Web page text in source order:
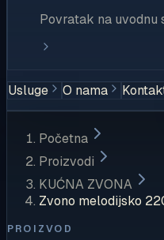
Povratak na uvodnu
Usluge O nama
Početna
Proizvodi
KUĆNA ZVONA
Zvono melodijsko
PROIZVOD